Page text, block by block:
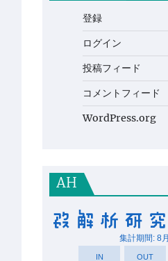
登録
ログイン
投稿フィード
コメントフィード
WordPress.org
AH